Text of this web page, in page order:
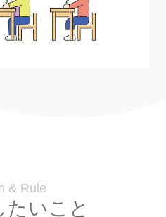
& Rule
たいこと